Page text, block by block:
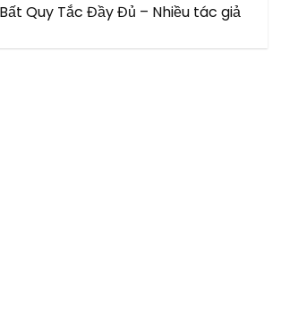
Quy Tắc Đầy Đủ – Nhiều tác giả